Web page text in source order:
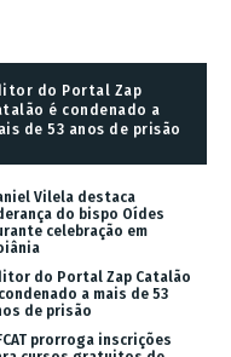
do Portal Zap
é condenado a
de 53 anos de prisão
Vilela destaca
do bispo Oídes
celebração em
do Portal Zap Catalão
a mais de 53
de prisão
prorroga inscrições